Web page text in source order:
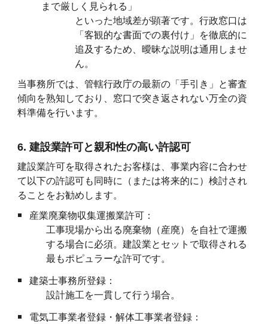
まで厳しく見られる」
といった地域差が顕著です。行政窓口は
「客観的な書面での裏付け」を徹底的に
追及するため、曖昧な説明は通用しませ
ん。
当事務所では、管轄行政庁の最新の「手引き」と審査
傾向を熟知しており、窓口で突き返されない万全の資
料準備を行います。
6. 建設業許可と親和性の高い許認可
建設業許可を取得されたお客様は、事業内容に合わせ
て以下の許認可も同時に（または将来的に）検討され
ることをお勧めします。
産業廃棄物収集運搬業許可：
工事現場から出る廃棄物（産廃）を自社で運搬
する場合に必須。建設業とセットで取得される
最もポピュラーな許可です。
建築士事務所登録：
設計施工を一貫して行う場合。
電気工事業者登録・解体工事業者登録：